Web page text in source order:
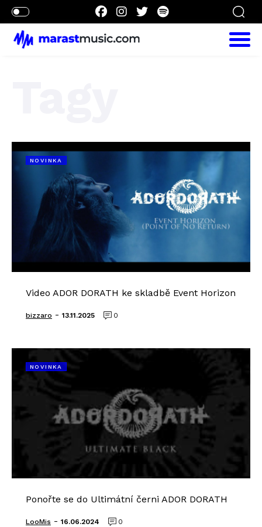
NOVINKA
Video ADOR DORATH ke skladbě Event Horizon
bizzaro - 13.11.2025 0
NOVINKA
Ponořte se do Ultimátní černi ADOR DORATH
LooMis - 16.06.2024 0